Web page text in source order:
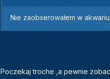
Nie zaobserowałem w
Poczekaj troche ,a pewnie